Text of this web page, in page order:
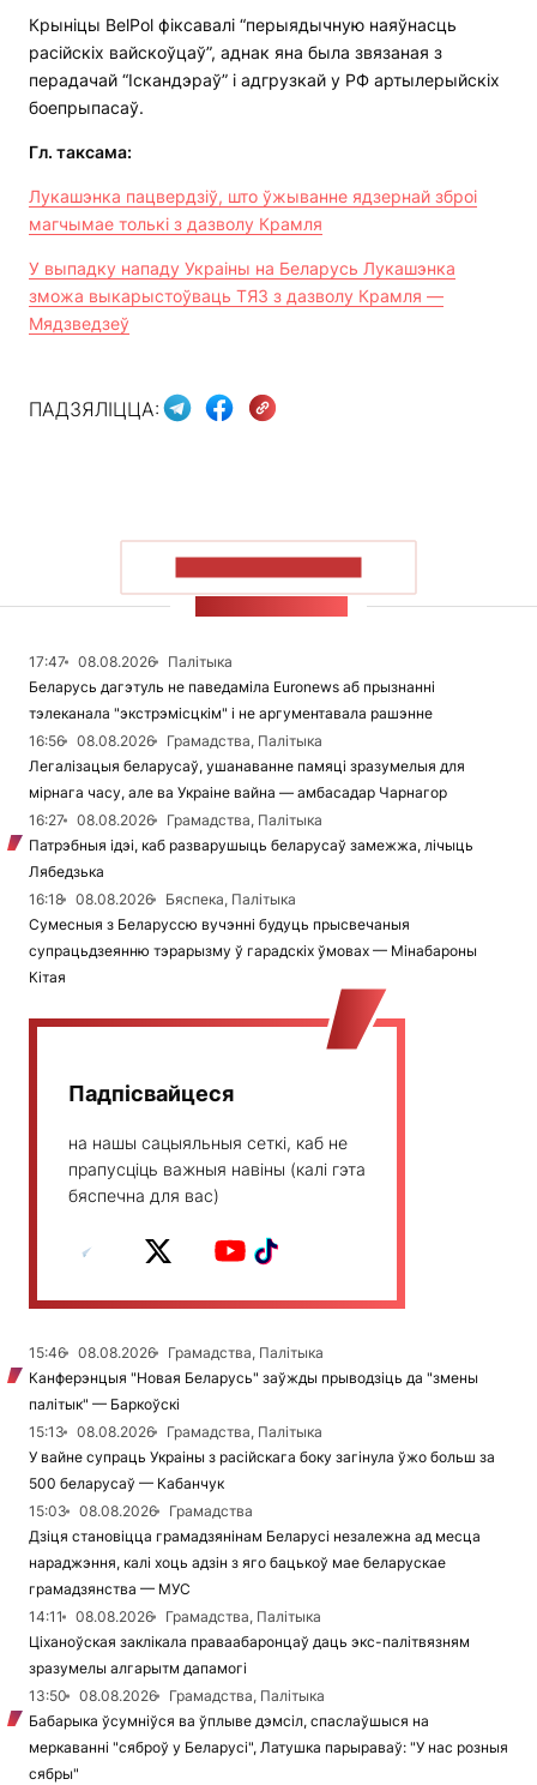
Крыніцы BelPol фіксавалі “перыядычную наяўнасць
расійскіх вайскоўцаў”, аднак яна была звязаная з
перадачай “Іскандэраў” і адгрузкай у РФ артылерыйскіх
боепрыпасаў.
Гл. таксама:
Лукашэнка пацвердзіў, што ўжыванне ядзернай зброі
магчымае толькі з дазволу Крамля
У выпадку нападу Украіны на Беларусь Лукашэнка
зможа выкарыстоўваць ТЯЗ з дазволу Крамля —
Мядзведзеў
ПАДЗЯЛІЦЦА:
17:47 08.08.2026
Палітыка
Беларусь дагэтуль не паведаміла Euronews аб прызнанні
тэлеканала "экстрэмісцкім" і не аргументавала рашэнне
16:56
08.08.2026
Грамадства, Палітыка
Легалізацыя беларусаў, ушанаванне памяці зразумелыя для
мірнага часу, але ва Украіне вайна — амбасадар Чарнагор
16:27
08.08.2026
Грамадства, Палітыка
Патрэбныя ідэі, каб разварушыць беларусаў замежжа, лічыць
Лябедзька
16:18
08.08.2026
Бяспека, Палітыка
Сумесныя з Беларуссю вучэнні будуць прысвечаныя
супрацьдзеянню тэрарызму ў гарадскіх ўмовах — Мінабароны
Кітая
Падпісвайцеся
на нашы сацыяльныя сеткі, каб не
прапусціць важныя навіны (калі гэта
бяспечна для вас)
15:46 08.08.2026
Грамадства, Палітыка
Канферэнцыя "Новая Беларусь" заўжды прыводзіць да "змены
палітык" — Баркоўскі
15:13
08.08.2026
Грамадства, Палітыка
У вайне супраць Украіны з расійскага боку загінула ўжо больш за
500 беларусаў — Кабанчук
15:03
08.08.2026
Грамадства
Дзіця становіцца грамадзянінам Беларусі незалежна ад месца
нараджэння, калі хоць адзін з яго бацькоў мае беларускае
грамадзянства — МУС
14:11
08.08.2026
Грамадства, Палітыка
Ціханоўская заклікала праваабаронцаў даць экс-палітвязням
зразумелы алгарытм дапамогі
13:50
08.08.2026
Грамадства, Палітыка
Бабарыка ўсумніўся ва ўплыве дэмсіл, спаслаўшыся на
меркаванні "сяброў у Беларусі", Латушка парыраваў: "У нас розныя
сябры"